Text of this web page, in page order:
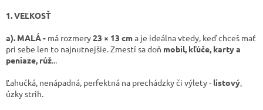
1. VEĽKOSŤ
a). MALÁ - má rozmery23 × 13 cma je ideálna vtedy, keď chceš mať
pri sebe len to najnutnejšie. Zmestí sa doň mobil, kľúče, karty a
peniaze, rúž...
Ľahučká, nenápadná, perfektná na prechádzky či výlety - listový,
úzky strih.